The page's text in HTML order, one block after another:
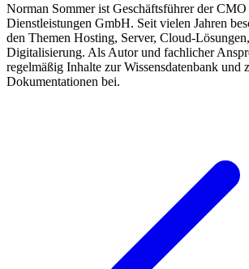
Norman Sommer ist Geschäftsführer der
Dienstleistungen GmbH. Seit vielen Jahren
den Themen Hosting, Server, Cloud-
Digitalisierung. Als Autor und fachlicher
regelmäßig Inhalte zur Wissensdatenbank und
Dokumentationen bei.